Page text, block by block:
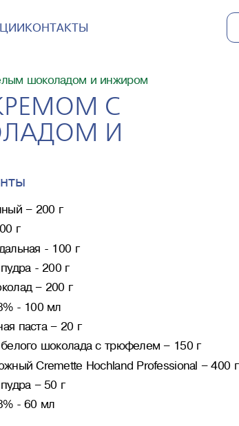
КОНТАКТЫ
шоколадом и инжиром
С
И
– 200 г
г
- 100 г
- 200 г
– 200 г
- 100 мл
паста – 20 г
шоколада с трюфелем – 150 г
Cremette Hochland Professional – 400 г
– 50 г
- 60 мл